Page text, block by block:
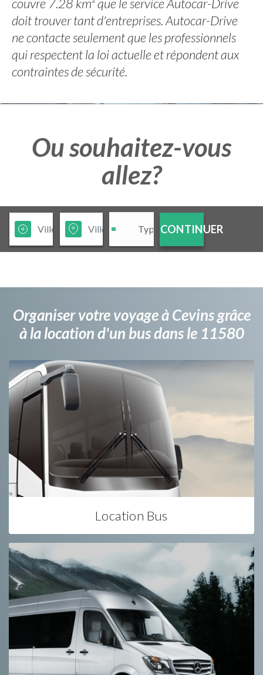
couvre 7.28 km² que le service Autocar-Drive
doit trouver tant d'entreprises. Autocar-Drive
ne contacte seulement que les professionnels
qui respectent la loi actuelle et répondent aux
contraintes de sécurité.
Ou souhaitez-vous
allez?
CONTINUER
Organiser votre voyage à Cevins grâce
à la location d'un bus dans le 11580
Location Bus